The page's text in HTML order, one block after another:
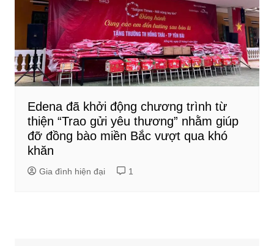
Edena đã khởi động chương trình từ
thiện “Trao gửi yêu thương” nhằm giúp
đỡ đồng bào miền Bắc vượt qua khó
khăn
Gia đình hiện đại 1